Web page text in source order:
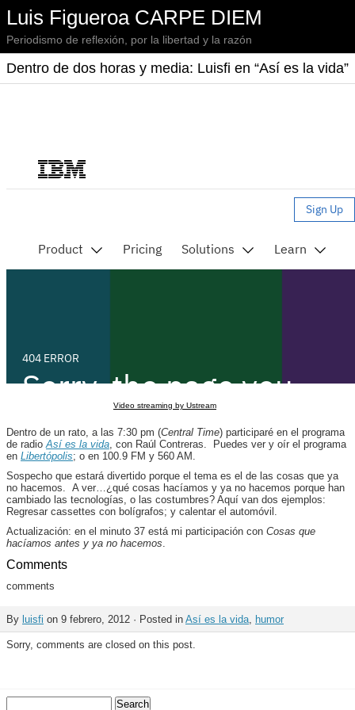
Luis Figueroa CARPE DIEM
Periodismo de reflexión, por la libertad y la razón
Dentro de dos horas y media: Luisfi en “Así es la vida”
Video streaming by Ustream
Dentro de un rato, a las 7:30 pm (Central Time) participaré en el programa
de radioAsí es la vida, con Raúl Contreras. Puedes ver y oír el programa
en Libertópolis; o en 100.9 FM y 560 AM.
Sospecho que estará divertido porque el tema es el de las cosas que ya
no hacemos. A ver…¿qué cosas hacíamos y ya no hacemos porque han
cambiado las tecnologías, o las costumbres? Aquí van dos ejemplos:
Regresar cassettes con bolígrafos; y calentar el automóvil.
Actualización: en el minuto 37 está mi participación con Cosas que
hacíamos antes y ya no hacemos.
Comments
comments
By luisfi on 9 febrero, 2012 · Posted in Así es la vida, humor
Sorry, comments are closed on this post.